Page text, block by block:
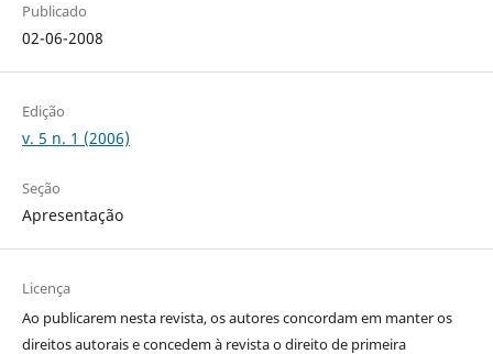
Publicado
02-06-2008
Edição
v. 5 n. 1 (2006)
Seção
Apresentação
Licença
Ao publicarem nesta revista, os autores concordam em manter os
direitos autorais e concedem à revista o direito de primeira